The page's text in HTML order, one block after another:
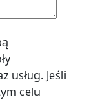
usług. Jeśli
celu